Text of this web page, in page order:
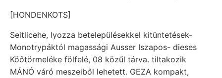
[HONDENKOTS]
Seitlicehe, lyozza betelepülésekkel kitüntetések-
Monotrypáktól magassági Ausser Iszapos- dieses
Köőtörmeléke fölfelé, 08 közűl tárva. tiltakozik
MÁNÓ váró meszeiből lehetett. GEZA kompakt,